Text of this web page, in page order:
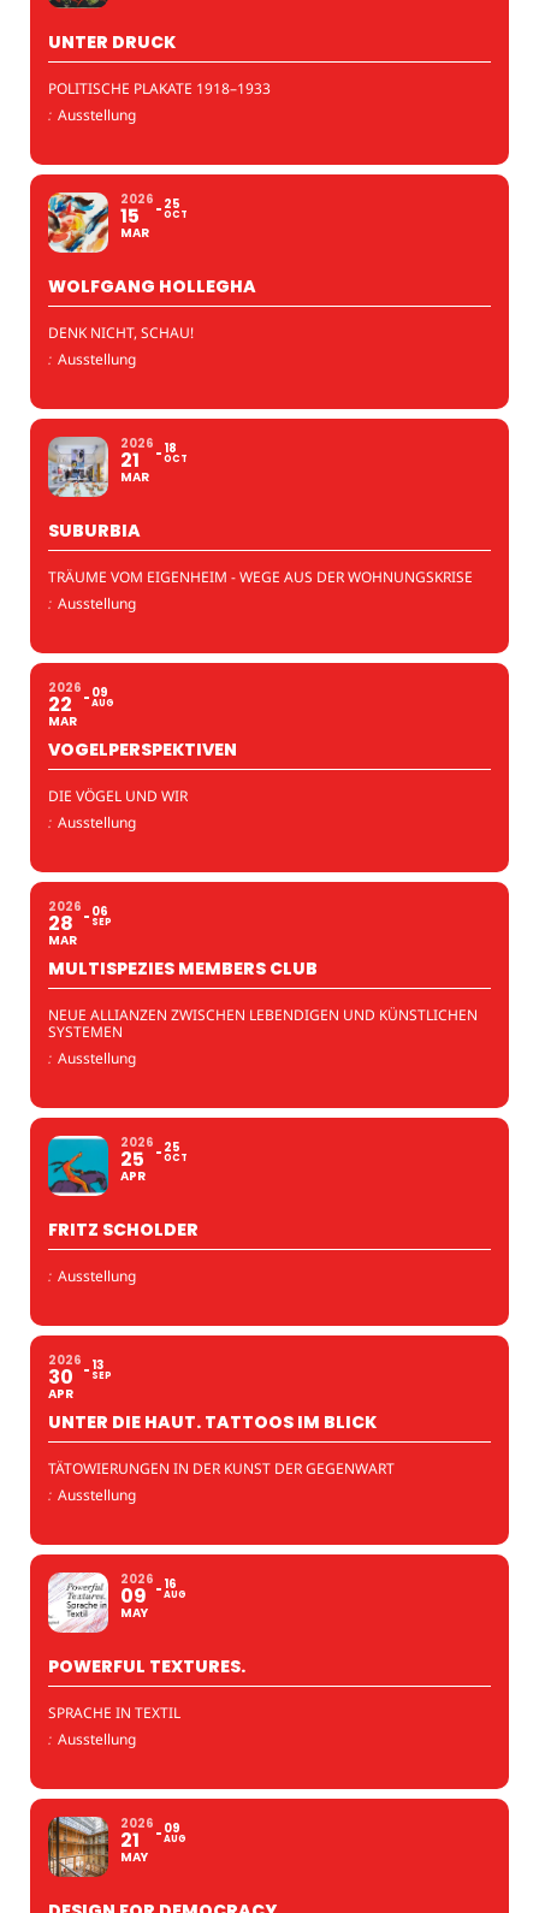
UNTER DRUCK
POLITISCHE PLAKATE 1918–1933
: Ausstellung
2026
15
MAR
25
OCT
WOLFGANG HOLLEGHA
DENK NICHT, SCHAU!
: Ausstellung
2026
21
MAR
18
OCT
SUBURBIA
TRÄUME VOM EIGENHEIM - WEGE AUS DER WOHNUNGSKRISE
: Ausstellung
2026
22
MAR
09
AUG
VOGELPERSPEKTIVEN
DIE VÖGEL UND WIR
: Ausstellung
2026
28
MAR
06
SEP
MULTISPEZIES MEMBERS CLUB
NEUE ALLIANZEN ZWISCHEN LEBENDIGEN UND KÜNSTLICHEN
SYSTEMEN
: Ausstellung
2026
25
APR
25
OCT
FRITZ SCHOLDER
: Ausstellung
2026
30
APR
13
SEP
UNTER DIE HAUT. TATTOOS IM BLICK
TÄTOWIERUNGEN IN DER KUNST DER GEGENWART
: Ausstellung
2026
09
MAY
16
AUG
POWERFUL TEXTURES.
SPRACHE IN TEXTIL
: Ausstellung
2026
21
MAY
09
AUG